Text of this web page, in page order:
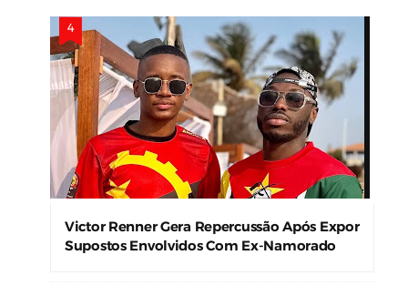
Victor Renner Gera Repercussão Após Expor
Supostos Envolvidos Com Ex-Namorado